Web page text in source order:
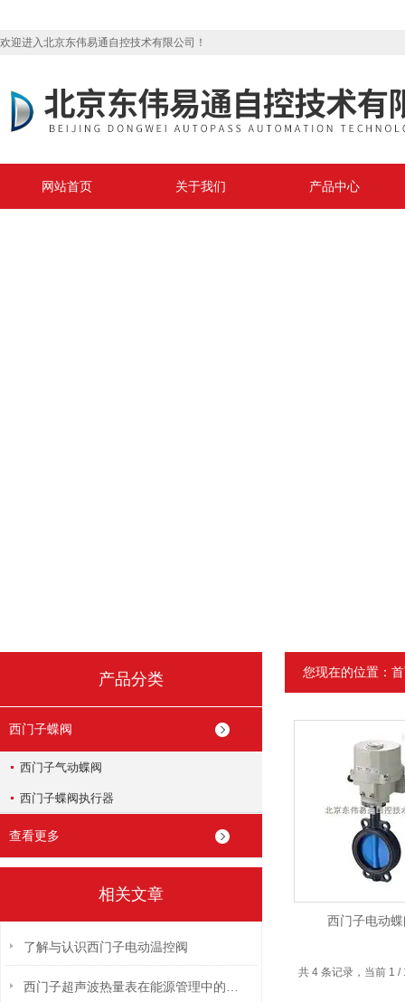
欢迎进入北京东伟易通自控技术有限公司！
网站首页 关于我们 产品中心
产品分类
西门子蝶阀
西门子气动蝶阀
西门子蝶阀执行器
查看更多
相关文章
了解与认识西门子电动温控阀
您现在的位置：
西门子电动
共 4 条记录，当前 1